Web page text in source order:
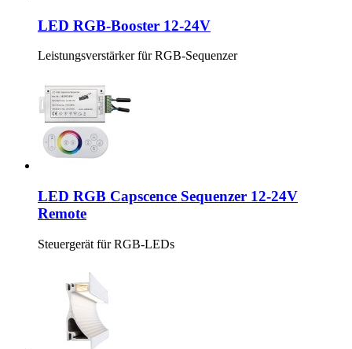
LED RGB-Booster 12-24V
Leistungsverstärker für RGB-Sequenzer
LED RGB Capscence Sequenzer 12-24V
Remote
Steuergerät für RGB-LEDs